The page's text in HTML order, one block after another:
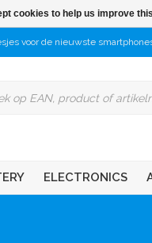
voor de nieuwste
ELECTRONICS
cookies to help us improve